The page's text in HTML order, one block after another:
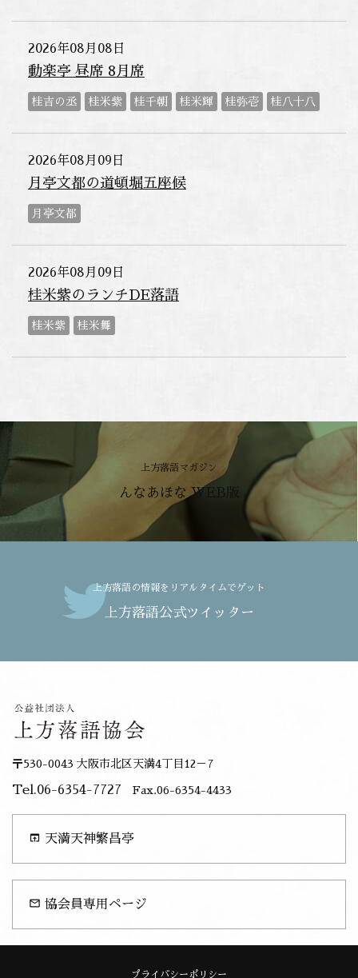
2026年08月08日
動楽亭 昼席 8月席
桂吉の丞 桂米紫 桂千朝 桂米輝 桂弥壱 桂八十八
2026年08月09日
月亭文都の道頓堀五座候
月亭文都
2026年08月09日
桂米紫のランチDE落語
桂米紫 桂米舞
上方落語マガジン
んなあほな WEB版
上方落語の情報をリアルタイムでゲット
上方落語公式ツイッター
〒530-0043 大阪市北区天満4丁目12－7
Tel.06-6354-7727 Fax.06-6354-4433
open_in_browser 天満天神繁昌亭
mail_outline 協会員専用ページ
プライバシーポリシー